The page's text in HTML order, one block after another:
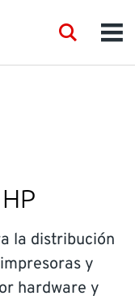
Search
la distribución
y
hardware y